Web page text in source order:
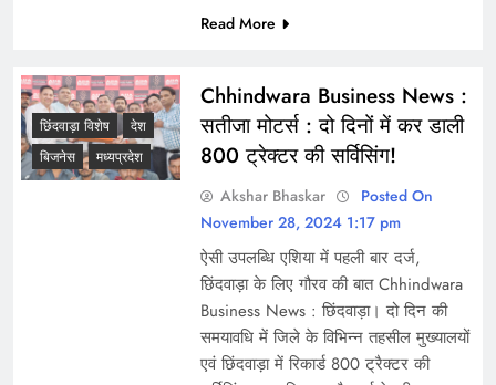
Read More
छिंदवाड़ा विशेष
देश
बिजनेस
मध्यप्रदेश
Chhindwara Business News :
सतीजा मोटर्स : दो दिनों में कर डाली
800 ट्रेक्टर की सर्विसिंग!
Akshar Bhaskar
Posted On
November 28, 2024 1:17 pm
ऐसी उपलब्धि एशिया में पहली बार दर्ज,
छिंदवाड़ा के लिए गौरव की बात Chhindwara
Business News : छिंदवाड़ा। दो दिन की
समयावधि में जिले के विभिन्न तहसील मुख्यालयों
एवं छिंदवाड़ा में रिकार्ड 800 ट्रैक्टर की